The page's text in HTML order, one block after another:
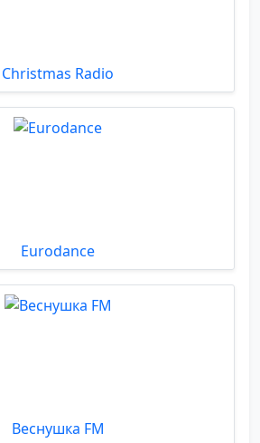
Christmas Radio
Eurodance
Веснушка FM